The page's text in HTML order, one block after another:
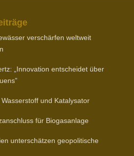
verschärfen weltweit
„Inno­vation entscheidet über
und Katalysator
für Biogasanlage
unter­schätzen geopo­li­tische